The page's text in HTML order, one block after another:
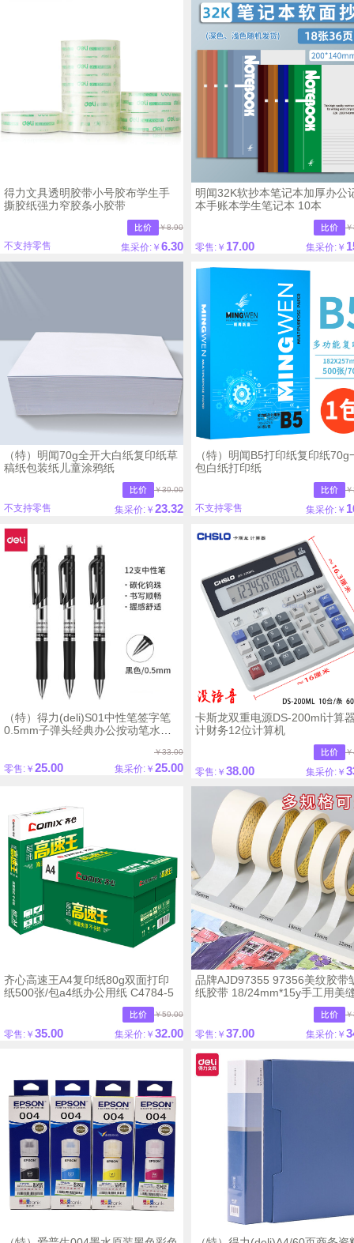
得力文具透明胶带小号胶布学生手
撕胶纸强力窄胶条小胶带
￥8.90
不支持零售 集采价:￥ 6.30
明闻32K软抄本笔记本加厚办公
本手账本学生笔记本 10本
零售:￥ 17.00 集采价:￥
（特）明闻70g全开大白纸复印纸草
稿纸包装纸儿童涂鸦纸
￥39.00
不支持零售 集采价:￥ 23.32
（特）明闻B5打印纸复印纸70g
包白纸打印纸
不支持零售 集采价:￥
（特）得力(deli)S01中性笔签字笔
0.5mm子弹头经典办公按动笔水笔
￥33.00
零售:￥ 25.00 集采价:￥ 25.00
卡斯龙双重电源DS-200ml计算
计财务12位计算机
零售:￥ 38.00 集采价:￥
齐心高速王A4复印纸80g双面打印
纸500张/包a4纸办公用纸 C4784-5
￥59.00
零售:￥ 35.00 集采价:￥ 32.00
品牌AJD97355 97356美纹胶带
纸胶带 18/24mm*15y手工用美
零售:￥ 37.00 集采价:￥